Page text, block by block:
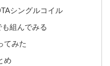
シングルコイル
組んでみる
てみた
め